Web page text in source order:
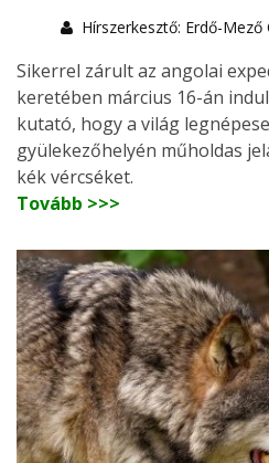
Hírszerkesztő: Erdő-Mező
Sikerrel zárult az angolai
keretében március 16-án
kutató, hogy a világ
gyülekezőhelyén műholdas
kék vércséket.
Tovább >>>